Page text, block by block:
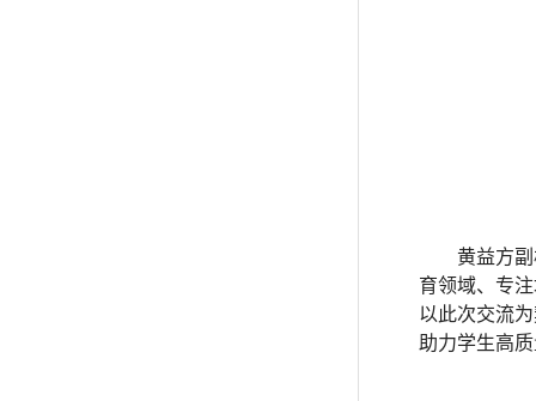
黄益方
育领域、专
以此次交流
助力学生高